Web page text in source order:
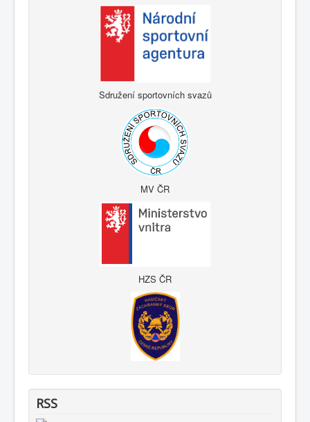
Sdružení sportovních svazů
MV ČR
HZS ČR
RSS